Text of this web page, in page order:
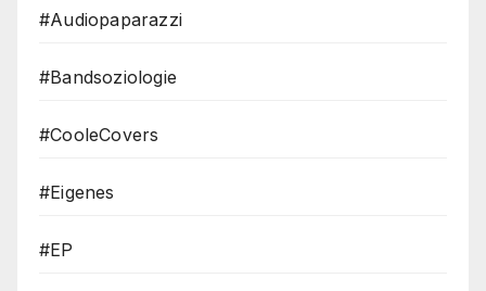
#Audiopaparazzi
#Bandsoziologie
#CooleCovers
#Eigenes
#EP